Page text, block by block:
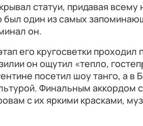
статуи, придавая
один из самых
он.
его кругосветки
он ощутил «тепло,
посетил шоу танго, а в
Финальным аккордом
с их яркими красками,